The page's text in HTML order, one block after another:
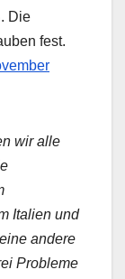
Die
fest.
wir alle
Italien und
andere
Probleme